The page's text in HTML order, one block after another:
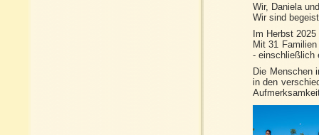
Wir, Daniela
Wir sind
Im Herbst
Mit 31
- einschließlich
Die Menschen
in den